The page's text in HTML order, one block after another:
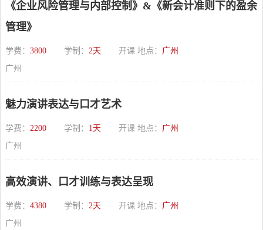
《企业风险管理与内部控制》&《新会计准则下的盈余
管理》
学费： 3800 学制： 2天 开课 地点： 广州
广州
魅力演讲表达与口才艺术
学费： 2200 学制： 1天 开课 地点： 广州
广州
高效演讲、口才训练与表达呈现
学费： 4380 学制： 2天 开课 地点： 广州
广州